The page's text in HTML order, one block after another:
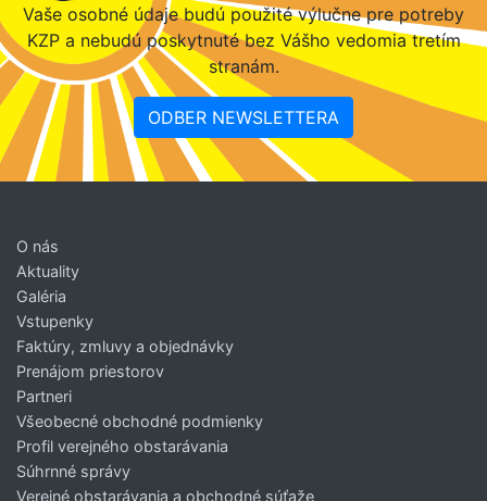
Vaše osobné údaje budú použité výlučne pre potreby
KZP a nebudú poskytnuté bez Vášho vedomia tretím
stranám.
ODBER NEWSLETTERA
O nás
Aktuality
Galéria
Vstupenky
Faktúry, zmluvy a objednávky
Prenájom priestorov
Partneri
Všeobecné obchodné podmienky
Profil verejného obstarávania
Súhrnné správy
Verejné obstarávania a obchodné súťaže